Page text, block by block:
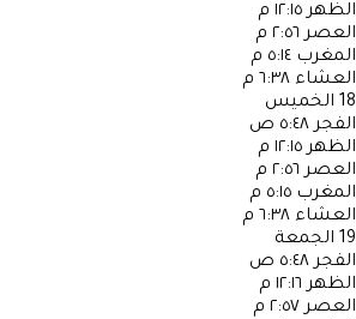
الظهر ١٢:١٥ م
العصر ٢:٥٦ م
المغرب ٥:١٤ م
العشاء ٦:٣٨ م
18 الخميس
الفجر ٥:٤٨ ص
الظهر ١٢:١٥ م
العصر ٢:٥٦ م
المغرب ٥:١٥ م
العشاء ٦:٣٨ م
19 الجمعة
الفجر ٥:٤٨ ص
الظهر ١٢:١٦ م
العصر ٢:٥٧ م